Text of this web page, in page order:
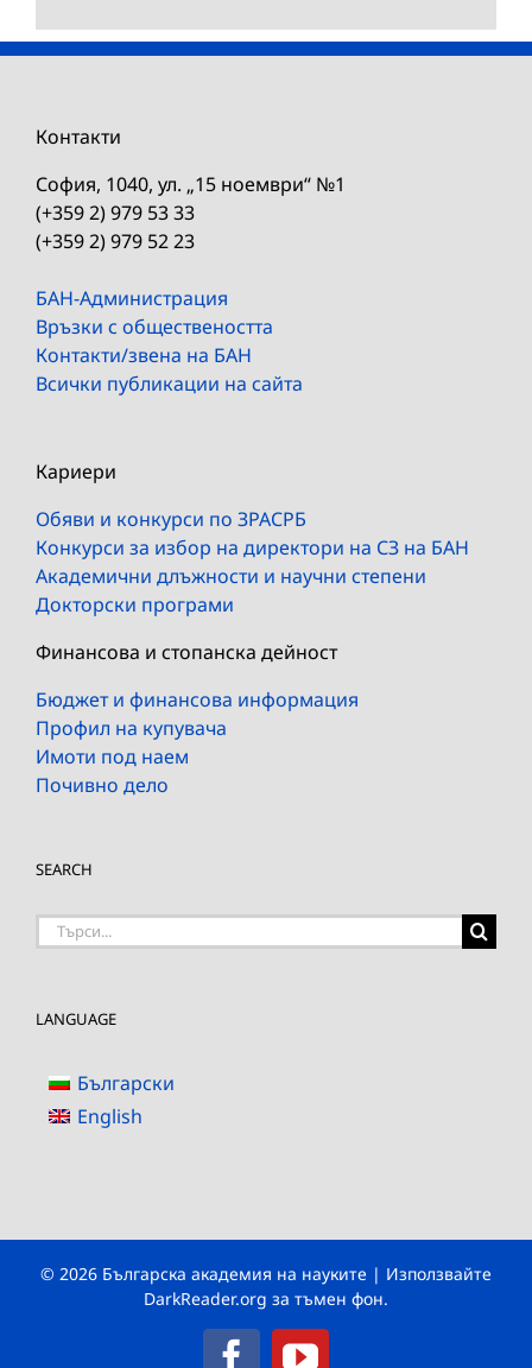
Контакти
София, 1040, ул. „15 ноември“ №1
(+359 2) 979 53 33
(+359 2) 979 52 23
БАН-Администрация
Връзки с обществеността
Контакти/звена на БАН
Всички публикации на сайта
Кариери
Обяви и конкурси по ЗРАСРБ
Конкурси за избор на директори на СЗ на БАН
Академични длъжности и научни степени
Докторски програми
Финансова и стопанска дейност
Бюджет и финансова информация
Профил на купувача
Имоти под наем
Почивно дело
SEARCH
Търсене
LANGUAGE
Български
English
© 2026 Българска академия на науките | Използвайте
DarkReader.org за тъмен фон.